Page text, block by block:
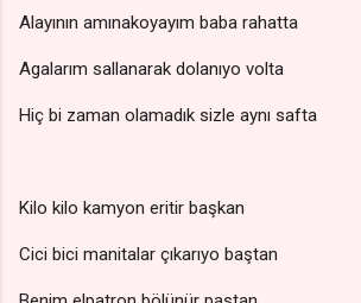
Alayının amınakoyayım baba rahatta
Agalarım sallanarak dolanıyo volta
Hiç bi zaman olamadık sizle aynı safta
Kilo kilo kamyon eritir başkan
Cici bici manitalar çıkarıyo baştan